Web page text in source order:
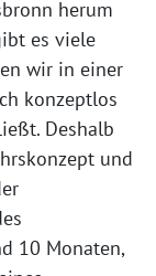
her­um
es vie­le
wir in einer
kon­zept­los
Deshalb
und
10 Monaten,